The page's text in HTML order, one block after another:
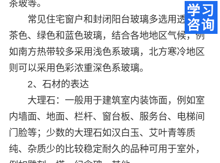
茶玻等。
常见住宅窗户和封闭阳台玻璃多选用透明、
茶色、绿色和蓝色玻璃，结合各地地区气候，例
如南方热带较多采用浅色系玻璃，北方寒冷地区
则可以采用色彩浓重深色系玻璃。
2、石材的表达
大理石：一般用于建筑室内装饰面，例如室
内墙面、地面、栏杆、窗台板、服务台、电梯间
门脸等；少数的大理石如汉白玉、艾叶青等质
纯、杂质少的比较稳定耐久的品种可用于室外，